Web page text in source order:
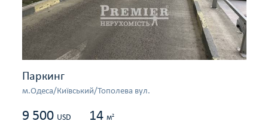
Паркинг
м.Одеса/Київський/Тополева вул.
9 500 USD 14 м2